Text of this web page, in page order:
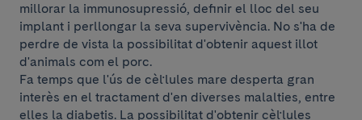
millorar la immunosupressió, definir el lloc del seu
implant i perllongar la seva supervivència. No s'ha de
perdre de vista la possibilitat d'obtenir aquest illot
d'animals com el porc.
Fa temps que l'ús de cèl·lules mare desperta gran
interès en el tractament d'en diverses malalties, entre
elles la diabetis. La possibilitat d'obtenir cèl·lules